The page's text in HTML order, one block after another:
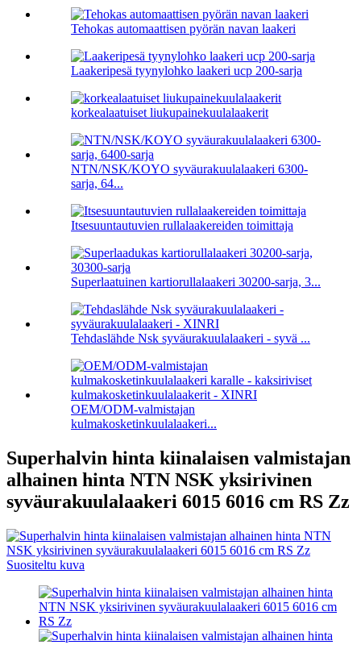
Tehokas automaattisen pyörän navan laakeri
Laakeripesä tyynylohko laakeri ucp 200-sarja
korkealaatuiset liukupainekuulalaakerit
NTN/NSK/KOYO syväurakuulalaakeri 6300-
sarja, 64...
Itsesuuntautuvien rullalaakereiden toimittaja
Superlaatuinen kartiorullalaakeri 30200-sarja, 3...
Tehdaslähde Nsk syväurakuulalaakeri - syvä ...
OEM/ODM-valmistajan
kulmakosketinkuulalaakeri...
Superhalvin hinta kiinalaisen valmistajan
alhainen hinta NTN NSK yksirivinen
syväurakuulalaakeri 6015 6016 cm RS Zz